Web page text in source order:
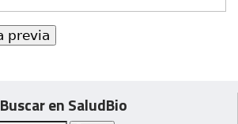
Buscar en SaludBio